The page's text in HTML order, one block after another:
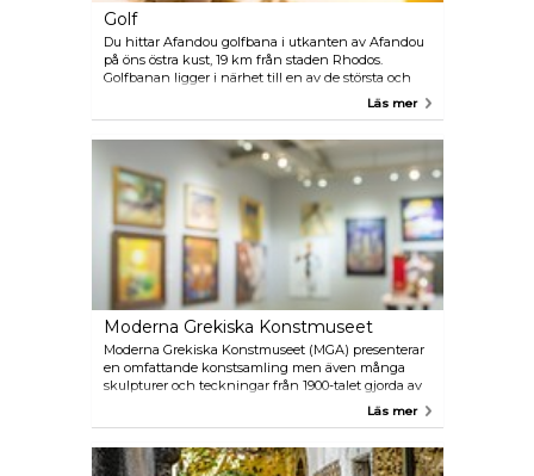
Golf
Du hittar Afandou golfbana i utkanten av Afandou
på öns östra kust, 19 km från staden Rhodos.
Golfbanan ligger i närhet till en av de största och
vackraste stränderna på ön som heter AfandouLäs mer
Moderna Grekiska Konstmuseet
Moderna Grekiska Konstmuseet (MGA) presenterar
en omfattande konstsamling men även många
skulpturer och teckningar från 1900-talet gjorda av
grekiska konstnärer. MGA består av tre byggnader
Vassiliou och Hadzikyriakos-Gikas.
Läs mer